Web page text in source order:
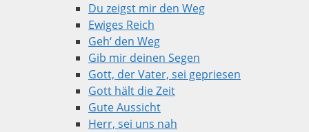
Du zeigst mir den Weg
Ewiges Reich
Geh‘ den Weg
Gib mir deinen Segen
Gott, der Vater, sei gepriesen
Gott hält die Zeit
Gute Aussicht
Herr, sei uns nah